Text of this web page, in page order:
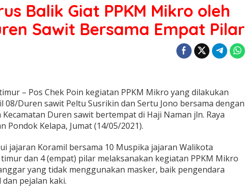
Balik Giat PPKM Mikro oleh
Sawit Bersama Empat Pilar
– Pos Chek Poin kegiatan PPKM Mikro yang dilakukan
08/Duren sawit Peltu Susrikin dan Sertu Jono bersama dengan
Duren sawit bertempat di Haji Naman jln. Raya
Pondok Kelapa, Jumat (14/05/2021).
jajaran Koramil bersama 10 Muspika jajaran Walikota
dan 4 (empat) pilar melaksanakan kegiatan PPKM Mikro
yang tidak menggunakan masker, baik pengendara
pejalan kaki.